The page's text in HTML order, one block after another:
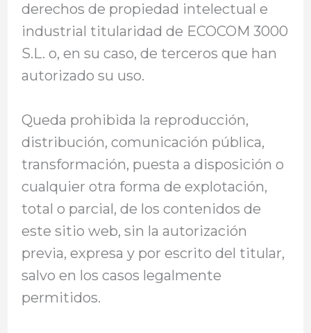
derechos de propiedad intelectual e
industrial titularidad de ECOCOM 3000
S.L. o, en su caso, de terceros que han
autorizado su uso.
Queda prohibida la reproducción,
distribución, comunicación pública,
transformación, puesta a disposición o
cualquier otra forma de explotación,
total o parcial, de los contenidos de
este sitio web, sin la autorización
previa, expresa y por escrito del titular,
salvo en los casos legalmente
permitidos.